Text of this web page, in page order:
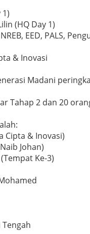
(HQ Day 1)
EED, PALS,
& Inovasi
Madani
Tahap 2 dan 20
Cipta & Inovasi)
Johan)
Ke-3)
Tengah